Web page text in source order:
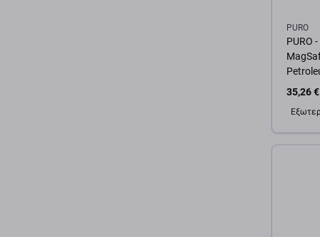
PURO
PURO
35,26 €